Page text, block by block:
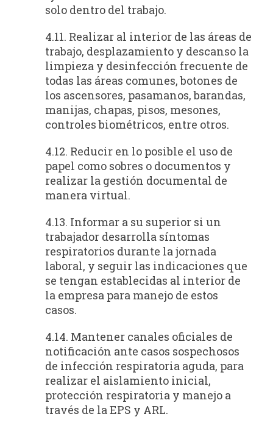
solo dentro del trabajo.
4.11. Realizar al interior de las áreas de
trabajo, desplazamiento y descanso la
limpieza y desinfección frecuente de
todas las áreas comunes, botones de
los ascensores, pasamanos, barandas,
manijas, chapas, pisos, mesones,
controles biométricos, entre otros.
4.12. Reducir en lo posible el uso de
papel como sobres o documentos y
realizar la gestión documental de
manera virtual.
4.13. Informar a su superior si un
trabajador desarrolla síntomas
respiratorios durante la jornada
laboral, y seguir las indicaciones que
se tengan establecidas al interior de
la empresa para manejo de estos
casos.
4.14. Mantener canales oficiales de
notificación ante casos sospechosos
de infección respiratoria aguda, para
realizar el aislamiento inicial,
protección respiratoria y manejo a
través de la EPS y ARL.